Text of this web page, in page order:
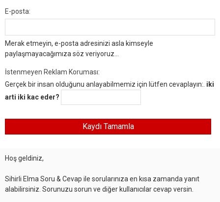
E-posta:
Merak etmeyin, e-posta adresinizi asla kimseyle
paylaşmayacağımıza söz veriyoruz...
İstenmeyen Reklam Koruması:
Gerçek bir insan olduğunu anlayabilmemiz için lütfen cevaplayın:. iki
arti iki kac eder?
Hoş geldiniz,
Sihirli Elma Soru & Cevap ile sorularınıza en kısa zamanda yanıt
alabilirsiniz. Sorunuzu sorun ve diğer kullanıcılar cevap versin.